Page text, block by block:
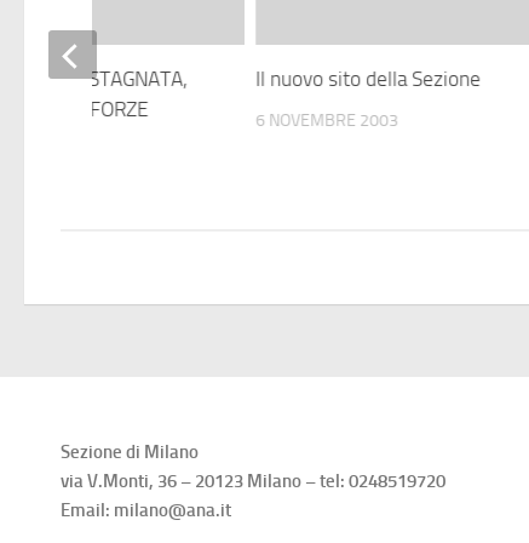
Il nuovo sito della Sezione
6 NOVEMBRE 2003
LA CASTAGNATA,
DELLE FORZE
Sezione di Milano
via V.Monti, 36 – 20123 Milano – tel: 0248519720
Email: milano@ana.it